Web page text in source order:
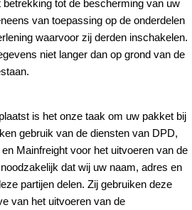
tot de bescherming van uw
van toepassing op de onderdelen
waarvoor zij derden inschakelen.
niet langer dan op grond van de
is het onze taak om uw pakket bij
gebruik van de diensten van DPD,
Mainfreight voor het uitvoeren van de
dat wij uw naam, adres en
partijen delen. Zij gebruiken deze
van het uitvoeren van de